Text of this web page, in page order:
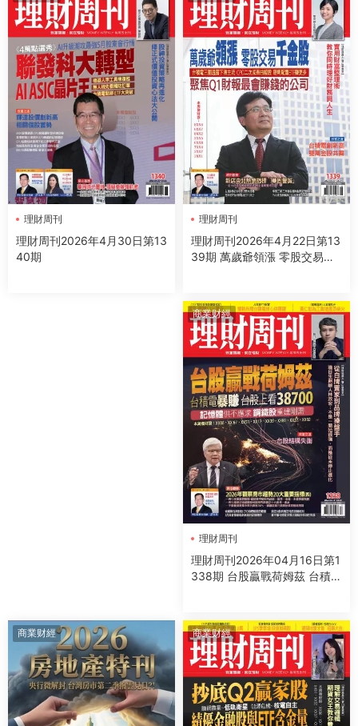
理財周刊
理財周刊2026年4月30日第13
40期
理財周刊
理財周刊2026年4月22日第13
39期 萬歲爺領漲 零股交易千
商業财經
理財周刊
理財周刊2026年04月16日第1
338期 台股贏戰荷姆茲 台積電
商業财經 商業财經